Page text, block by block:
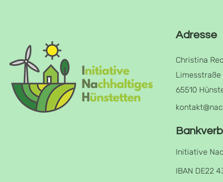
Adresse
Christina
Limesstraße
65510
Initiative
IBAN DE22